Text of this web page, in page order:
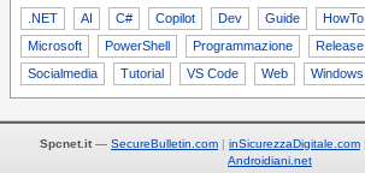
.NET AI C# Copilot Dev Guide HowTo
Microsoft
PowerShell Programmazione Release
Socialmedia
Tutorial VS Code Web Windows
Spcnet.it — SecureBulletin.com inSicurezzaDigitale.com
Androidiani.net